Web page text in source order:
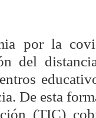
por la
del
De esta
(TIC)